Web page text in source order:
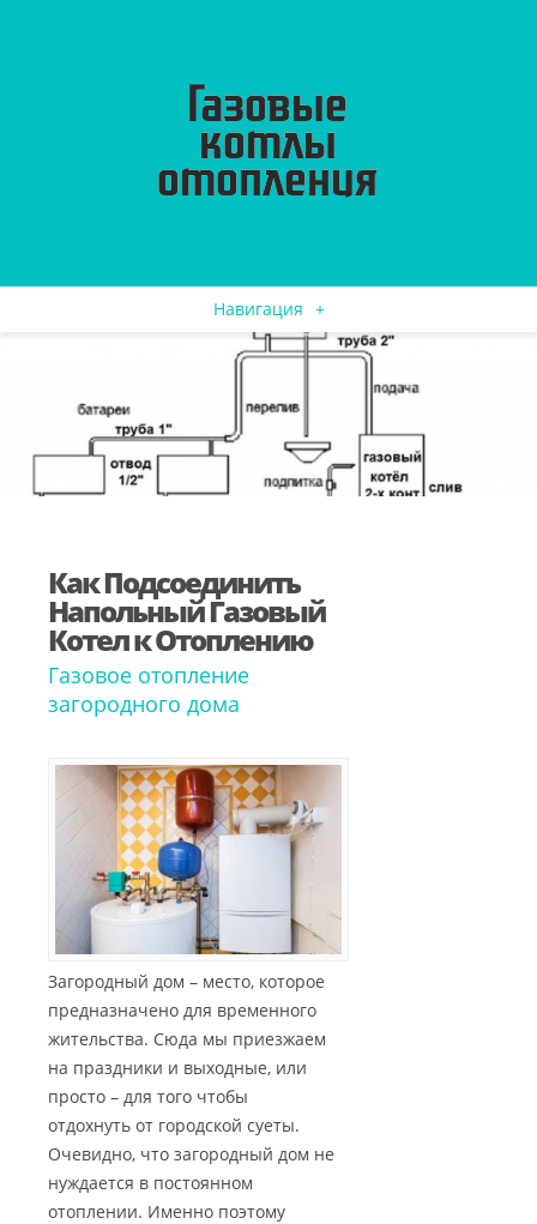
Навигация +
Как Подсоединить
Напольный Газовый
Котел к Отоплению
Газовое отопление
загородного дома
Загородный дом – место, которое
предназначено для временного
жительства. Сюда мы приезжаем
на праздники и выходные, или
просто – для того чтобы
отдохнуть от городской суеты.
Очевидно, что загородный дом не
нуждается в постоянном
отоплении. Именно поэтому